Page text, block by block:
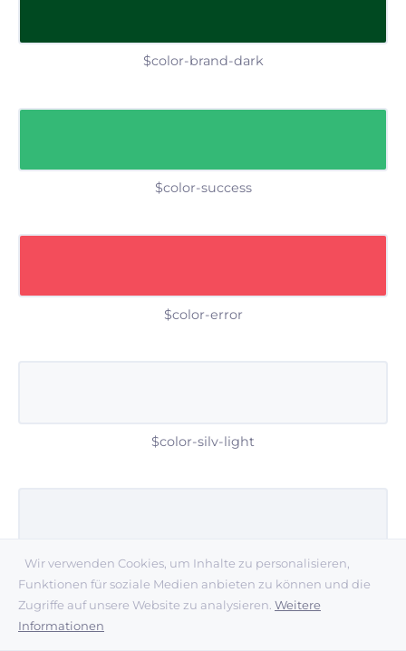
Wir verwenden Cookies, um Inhalte zu personalisieren,
Funktionen für soziale Medien anbieten zu können und die
Zugriffe auf unsere Website zu analysieren. Weitere
Informationen
$color-brand-dark
$color-success
$color-error
$color-silv-light
$color-silv-mid